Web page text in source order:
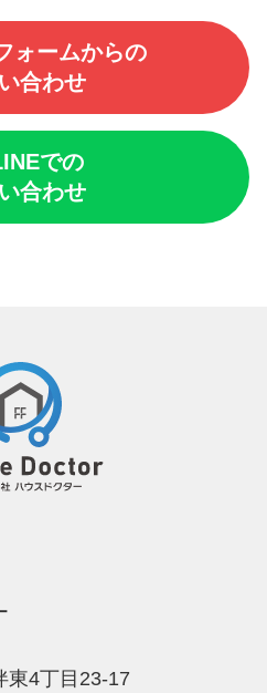
ォームからの
合わせ
での
合わせ
東4丁目23-17